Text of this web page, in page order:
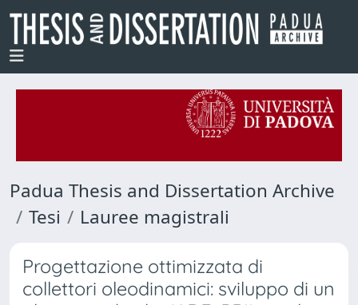
Padua Thesis and Dissertation Archive
Tesi
Lauree magistrali
Progettazione ottimizzata di
collettori oleodinamici: sviluppo di un